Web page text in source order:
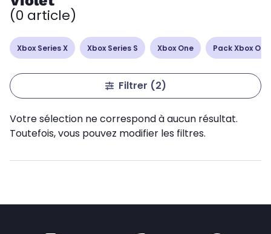
(0 article)
Xbox Series X Xbox Series S Xbox One Pack Xbox One
Filtrer (2)
Votre sélection ne correspond à aucun résultat.
Toutefois, vous pouvez modifier les filtres.